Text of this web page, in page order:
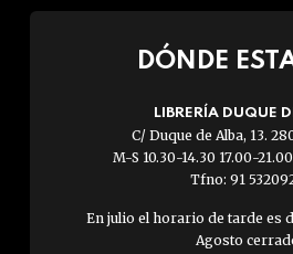
DÓNDE
LIBRERÍA DUQUE
C/ Duque de Alba, 13.
M-S 10.30-14.30 17.00-
Tfno: 91
En julio el horario de tarde es
Agosto